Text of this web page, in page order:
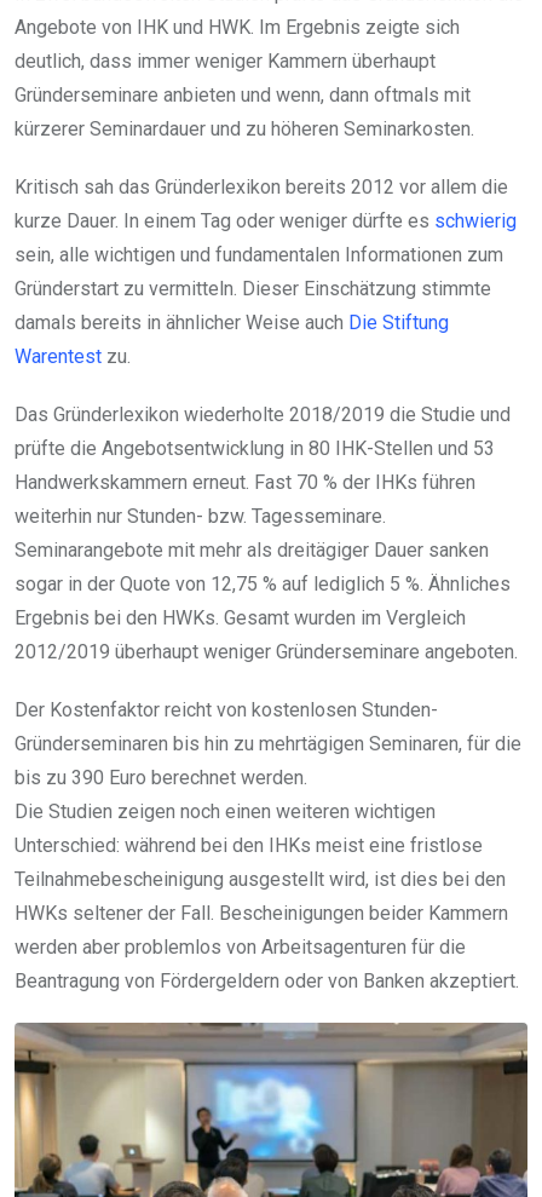
Angebote von IHK und HWK. Im Ergebnis zeigte sich
deutlich, dass immer weniger Kammern überhaupt
Gründerseminare anbieten und wenn, dann oftmals mit
kürzerer Seminardauer und zu höheren Seminarkosten.
Kritisch sah das Gründerlexikon bereits 2012 vor allem die
kurze Dauer. In einem Tag oder weniger dürfte es schwierig
sein, alle wichtigen und fundamentalen Informationen zum
Gründerstart zu vermitteln. Dieser Einschätzung stimmte
damals bereits in ähnlicher Weise auch Die Stiftung
Warentest zu.
Das Gründerlexikon wiederholte 2018/2019 die Studie und
prüfte die Angebotsentwicklung in 80 IHK-Stellen und 53
Handwerkskammern erneut. Fast 70 % der IHKs führen
weiterhin nur Stunden- bzw. Tagesseminare.
Seminarangebote mit mehr als dreitägiger Dauer sanken
sogar in der Quote von 12,75 % auf lediglich 5 %. Ähnliches
Ergebnis bei den HWKs. Gesamt wurden im Vergleich
2012/2019 überhaupt weniger Gründerseminare angeboten.
Der Kostenfaktor reicht von kostenlosen Stunden-
Gründerseminaren bis hin zu mehrtägigen Seminaren, für die
bis zu 390 Euro berechnet werden.
Die Studien zeigen noch einen weiteren wichtigen
Unterschied: während bei den IHKs meist eine fristlose
Teilnahmebescheinigung ausgestellt wird, ist dies bei den
HWKs seltener der Fall. Bescheinigungen beider Kammern
werden aber problemlos von Arbeitsagenturen für die
Beantragung von Fördergeldern oder von Banken akzeptiert.